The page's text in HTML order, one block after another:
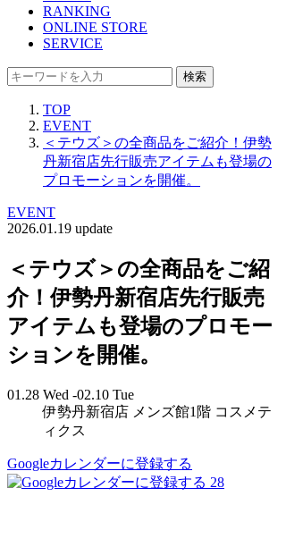
RANKING
ONLINE STORE
SERVICE
検索
TOP
EVENT
＜テウズ＞の全商品をご紹介！伊勢
丹新宿店先行販売アイテムも登場の
プロモーションを開催。
EVENT
2026.01.19 update
＜テウズ＞の全商品をご紹
介！伊勢丹新宿店先行販売
アイテムも登場のプロモー
ションを開催。
01.28 Wed -02.10 Tue
伊勢丹新宿店 メンズ館1階 コスメテ
ィクス
Googleカレンダーに登録する
28